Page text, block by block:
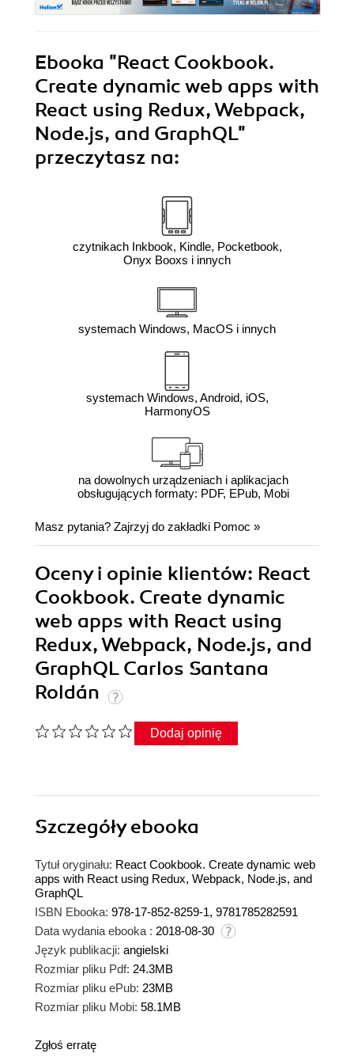
Ebooka "React Cookbook.
Create dynamic web apps with
React using Redux, Webpack,
Node.js, and GraphQL"
przeczytasz na:
czytnikach Inkbook, Kindle, Pocketbook,
Onyx Booxs i innych
systemach Windows, MacOS i innych
systemach Windows, Android, iOS,
HarmonyOS
na dowolnych urządzeniach i aplikacjach
obsługujących formaty: PDF, EPub, Mobi
Masz pytania? Zajrzyj do zakładki Pomoc »
Oceny i opinie klientów: React
Cookbook. Create dynamic
web apps with React using
Redux, Webpack, Node.js, and
GraphQL Carlos Santana
Roldán
Dodaj opinię
Szczegółyebooka
Tytuł oryginału: React Cookbook. Create dynamic web
apps with React using Redux, Webpack, Node.js, and
GraphQL
ISBN Ebooka: 978-17-852-8259-1, 9781785282591
Data wydania ebooka : 2018-08-30
Język publikacji: angielski
Rozmiar pliku Pdf: 24.3MB
Rozmiar pliku ePub: 23MB
Rozmiar pliku Mobi: 58.1MB
Zgłoś erratę